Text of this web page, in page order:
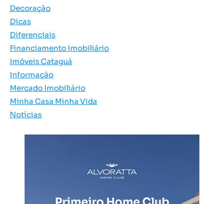
Decoração
Dicas
Diferenciais
Financiamento Imobiliário
Imóveis Cataguá
Informação
Mercado Imobiliário
Minha Casa Minha Vida
Notícias